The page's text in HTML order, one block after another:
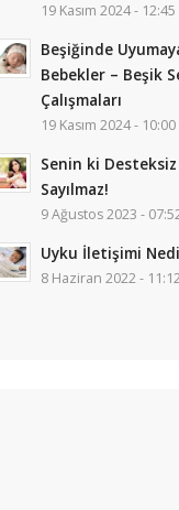
19 Kasım 2024 - 12:45
Beşiğinde
Bebekler – Beşik
Çalışmaları
19 Kasım 2024 - 10:00
Senin ki
Sayılmaz!
9 Ağustos 2023 -
Uyku İletişimi
8 Haziran 2022 -